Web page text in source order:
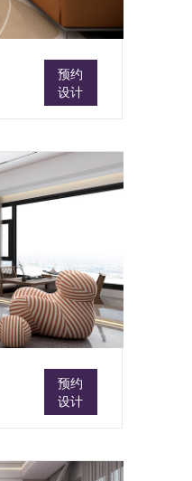
预约
设计
预约
设计